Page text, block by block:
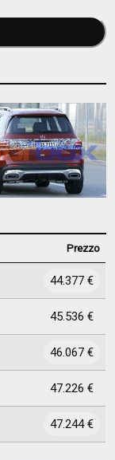
Prezzo
44.377 €
45.536 €
46.067 €
47.226 €
47.244 €